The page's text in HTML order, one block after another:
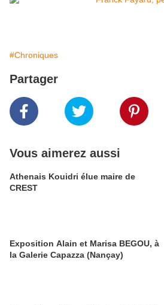
#Chroniques
Partager
Vous aimerez aussi
Athenais Kouidri élue maire de
CREST
Exposition Alain et Marisa BEGOU, à
la Galerie Capazza (Nançay)